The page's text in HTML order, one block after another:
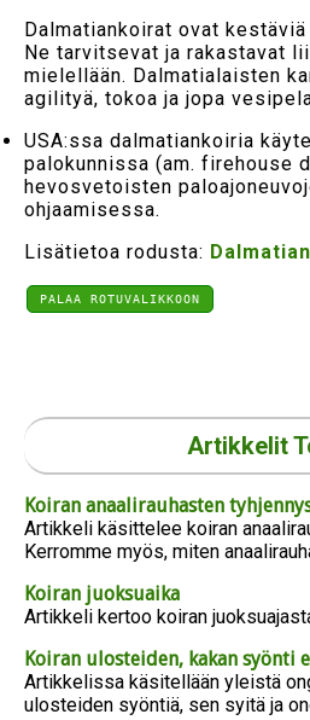
Dalmatiankoirat ovat
Ne tarvitsevat ja rakastavat
mielellään. Dalmatialaisten
agilityä, tokoa ja jopa
USA:ssa dalmatiankoiria
palokunnissa (am. firehouse
hevosvetoisten
ohjaamisessa.
Lisätietoa rodusta:
PALAA ROTUVALIKKOON
Artikkelit
Koiran anaalirauhasten
Artikkeli käsittelee koiran
Kerromme myös, miten
Koiran juoksuaika
Artikkeli kertoo koiran
Koiran ulosteiden, kakan syönti
Artikkelissa käsitellään yleistä
ulosteiden syöntiä, sen syitä ja